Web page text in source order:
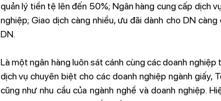
quản lý tiền tệ lên đến 50%; Ngân hàng cung cấp dịch
nghiệp; Giao dịch càng nhiều, ưu đãi dành cho DN
DN.
Là một ngân hàng luôn sát cánh cùng các doanh
dịch vụ chuyên biệt cho các doanh nghiệp ngành
cũng như nhu cầu của ngành nghề và doanh nghiệp.